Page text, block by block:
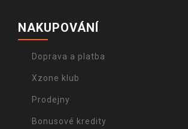
NAKUPOVÁNÍ
Doprava a platba
Xzone klub
Prodejny
Bonusové kredity